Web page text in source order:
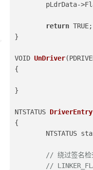
pLdrData-
return TRUE;
}
VOID UnDriver
{
}
NTSTATUS DriverEntry
{
NTSTATUS
// 绕过签名检
//